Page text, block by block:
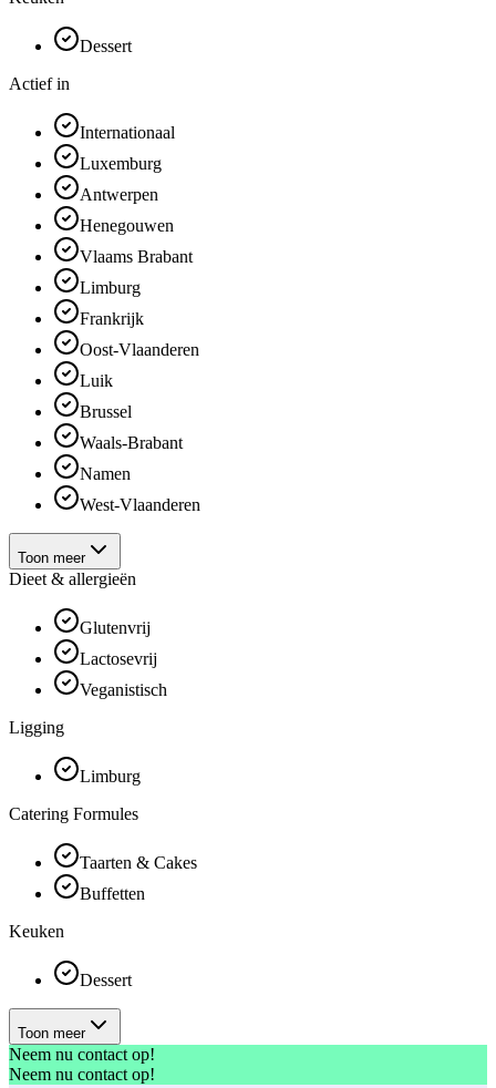
Dessert
Actief in
Internationaal
Luxemburg
Antwerpen
Henegouwen
Vlaams Brabant
Limburg
Frankrijk
Oost-Vlaanderen
Luik
Brussel
Waals-Brabant
Namen
West-Vlaanderen
Toon meer
Dieet & allergieën
Glutenvrij
Lactosevrij
Veganistisch
Ligging
Limburg
Catering Formules
Taarten & Cakes
Buffetten
Keuken
Dessert
Toon meer
Neem nu contact op!
Neem nu contact op!